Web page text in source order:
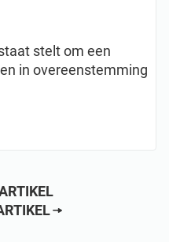
stelt om een
in overeenstemming